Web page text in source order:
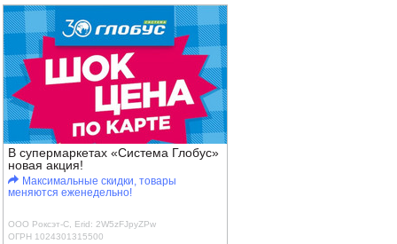
В супермаркетах «Система Глобус»
новая акция!
Максимальные скидки, товары
меняются еженедельно!
ООО Роксэт-С, Erid: 2W5zFJpyZPw
ОГРН 1024301315500